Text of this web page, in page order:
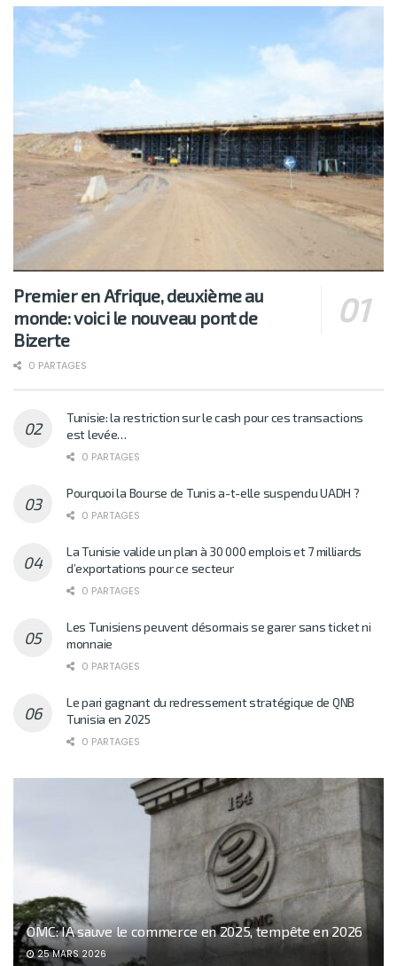
Premier en Afrique, deuxième au
monde: voici le nouveau pont de
Bizerte
0 PARTAGES
Tunisie: la restriction sur le cash pour ces transactions
est levée…
0 PARTAGES
Pourquoi la Bourse de Tunis a-t-elle suspendu UADH ?
0 PARTAGES
La Tunisie valide un plan à 30 000 emplois et 7 milliards
d’exportations pour ce secteur
0 PARTAGES
Les Tunisiens peuvent désormais se garer sans ticket ni
monnaie
0 PARTAGES
Le pari gagnant du redressement stratégique de QNB
Tunisia en 2025
0 PARTAGES
OMC: IA sauve le commerce en 2025, tempête en 2026
25 MARS 2026